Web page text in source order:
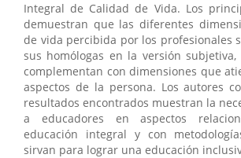
Integral de Calidad de Vida. Los
demuestran que las diferentes
de vida percibida por los profesionales
sus homólogas en la versión subjetiva,
complementan con dimensiones que
aspectos de la persona. Los autores
resultados encontrados muestran la
a educadores en aspectos
educación integral y con
sirvan para lograr una educación